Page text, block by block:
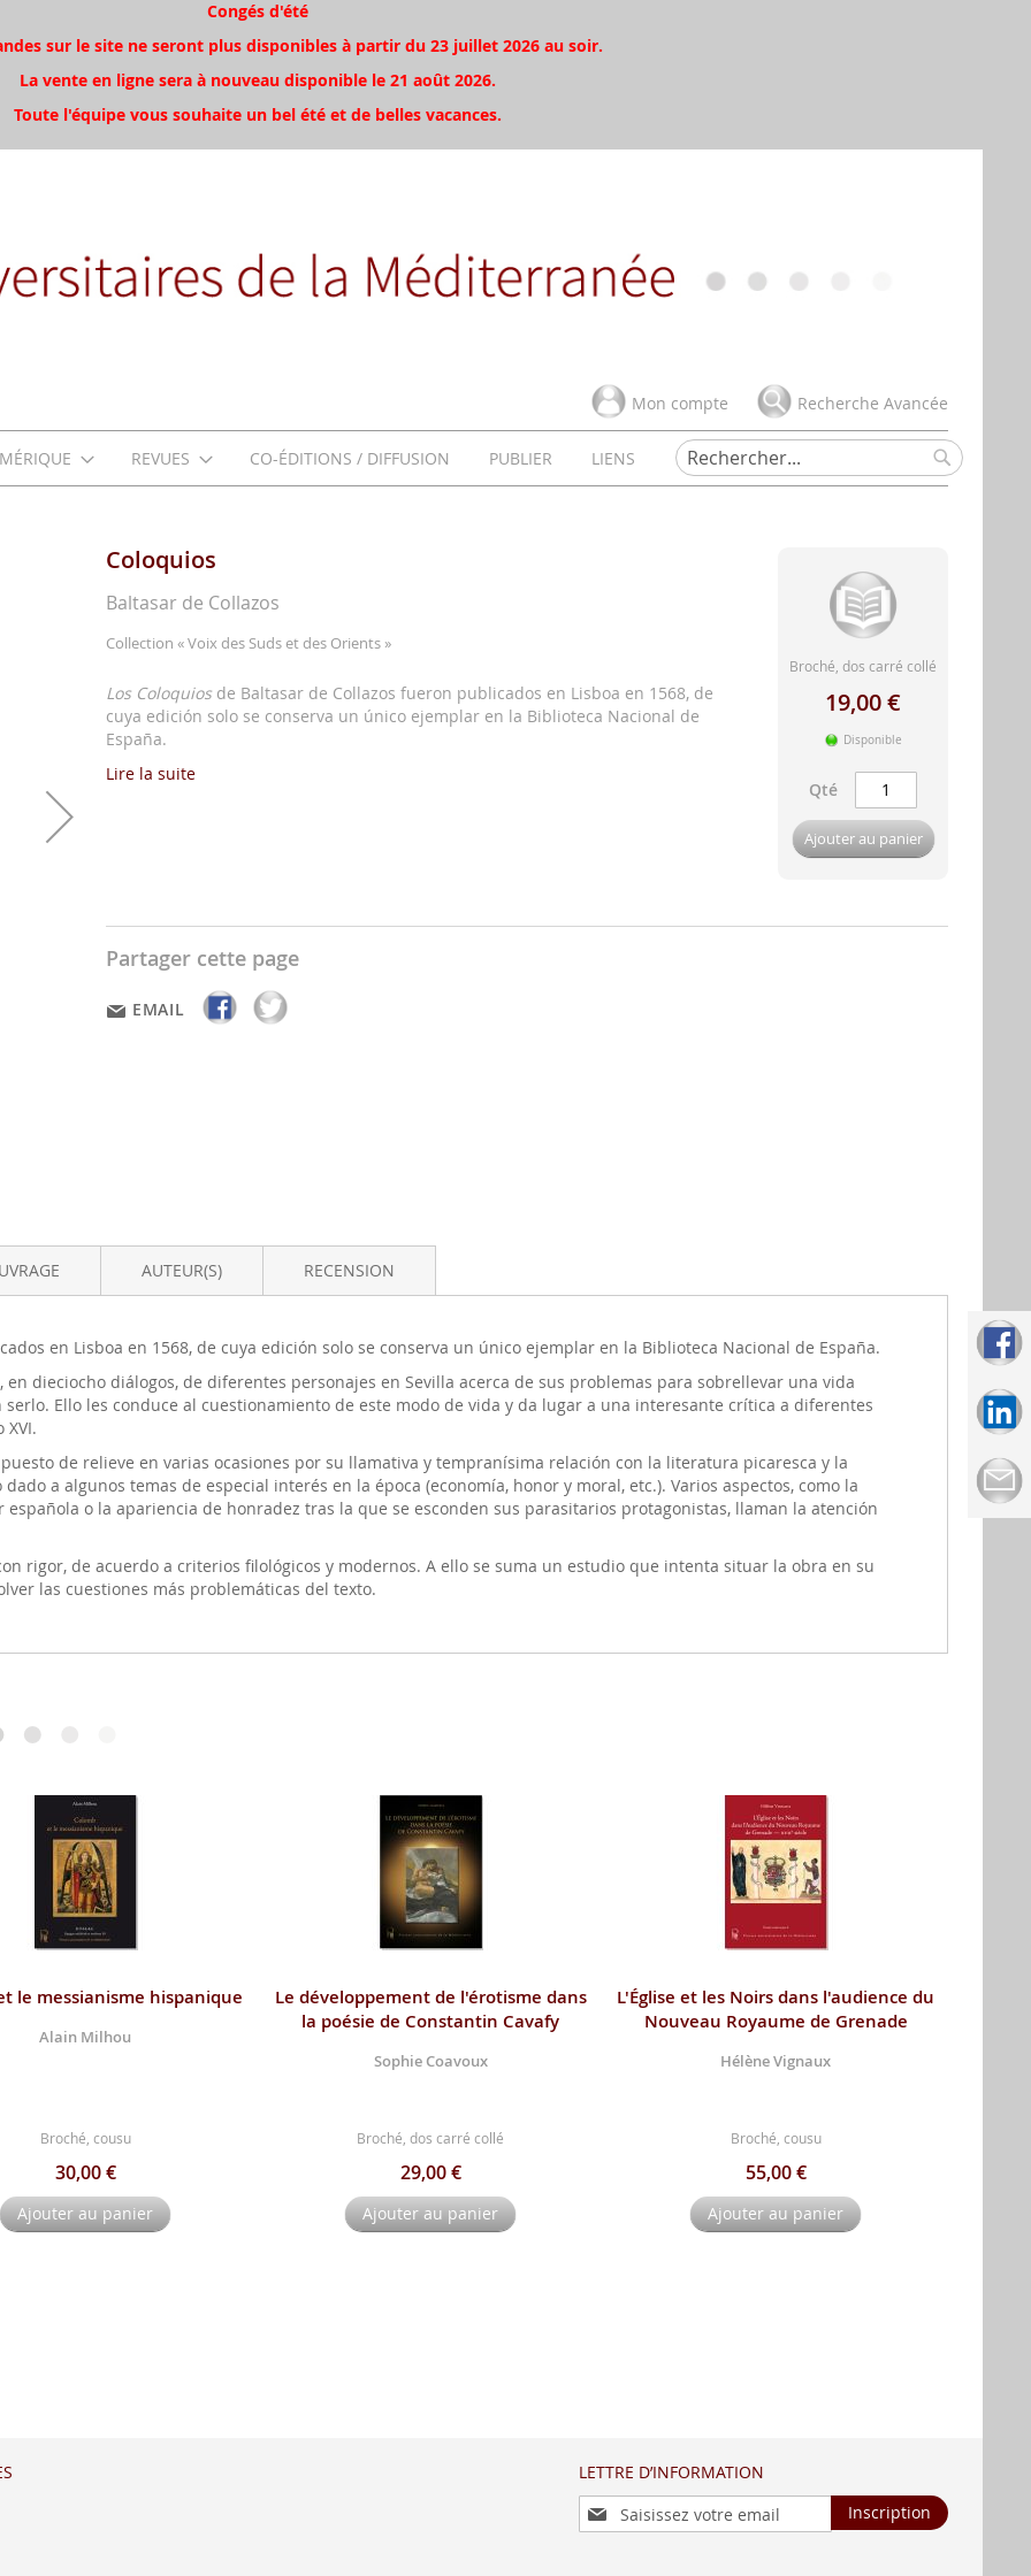
Congés d'été
sur le site ne seront plus disponibles à partir du 23 juillet 2026 au soir.
La vente en ligne sera à nouveau disponible le 21 août 2026.
Toute l'équipe vous souhaite un bel été et de belles vacances.
Mon compte Recherche Avancée
REVUES CO-ÉDITIONS / DIFFUSION PUBLIER
LIENS
Rechercher
Rechercher
Coloquios
Baltasar de Collazos
Collection « Voix des Suds et des Orients »
Los Coloquios de Baltasar de Collazos fueron publicados en Lisboa en 1568, de
cuya edición solo se conserva un único ejemplar en la Biblioteca Nacional de
España.
Lire la suite
Broché, dos carré collé
19,00 €
Disponible
Qté
Ajouter au panier
Partager cette page
EMAIL
en Lisboa en 1568, de cuya edición solo se conserva un único ejemplar en la Biblioteca Nacional de España.
dieciocho diálogos, de diferentes personajes en Sevilla acerca de sus problemas para sobrellevar una vida
Ello les conduce al cuestionamiento de este modo de vida y da lugar a una interesante crítica a diferentes
de relieve en varias ocasiones por su llamativa y tempranísima relación con la literatura picaresca y la
a algunos temas de especial interés en la época (economía, honor y moral, etc.). Varios aspectos, como la
o la apariencia de honradez tras la que se esconden sus parasitarios protagonistas, llaman la atención
rigor, de acuerdo a criterios filológicos y modernos. A ello se suma un estudio que intenta situar la obra en su
las cuestiones más problemáticas del texto.
AUTEUR(S) RECENSION
le messianisme hispanique
Alain Milhou
Broché, cousu
30,00 €
Ajouter au panier
Le développement de l'érotisme dans
la poésie de Constantin Cavafy
Sophie Coavoux
Broché, dos carré collé
29,00 €
Ajouter au panier
L'Église et les Noirs dans l'audience du
Nouveau Royaume de Grenade
Hélène Vignaux
Broché, cousu
55,00 €
Ajouter au panier
LETTRE D’INFORMATION
Inscription
à
Inscription